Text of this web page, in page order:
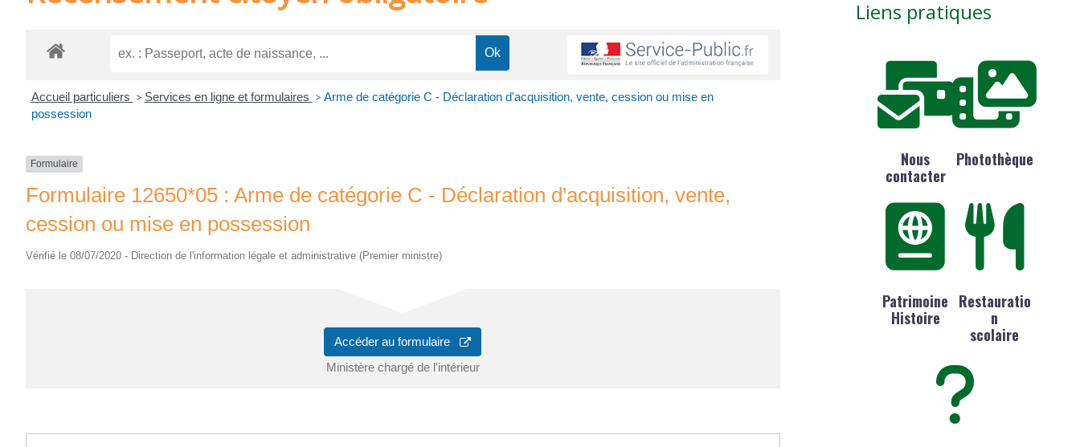
Accueil particuliers > Services en ligne et formulaires > Arme de catégorie C - Déclaration d'acquisition, vente, cession ou mise en
possession
Formulaire
Formulaire 12650*05 : Arme de catégorie C - Déclaration d'acquisition, vente,
cession ou mise en possession
Vérifié le 08/07/2020 - Direction de l'information légale et administrative (Premier ministre)
Accéder au formulaire
Ministère chargé de l'intérieur
Liens pratiques
Nous
contacter
Photothèque
Patrimoine
Histoire
Restauratio
n
scolaire